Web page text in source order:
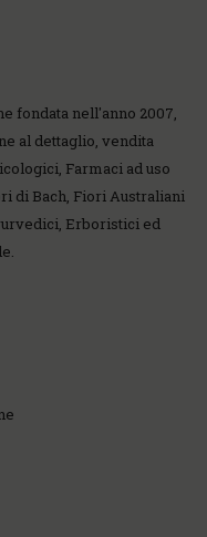
fondata nell'anno 2007,
al dettaglio, vendita
Farmaci ad uso
di Bach, Fiori Australiani
Erboristici ed